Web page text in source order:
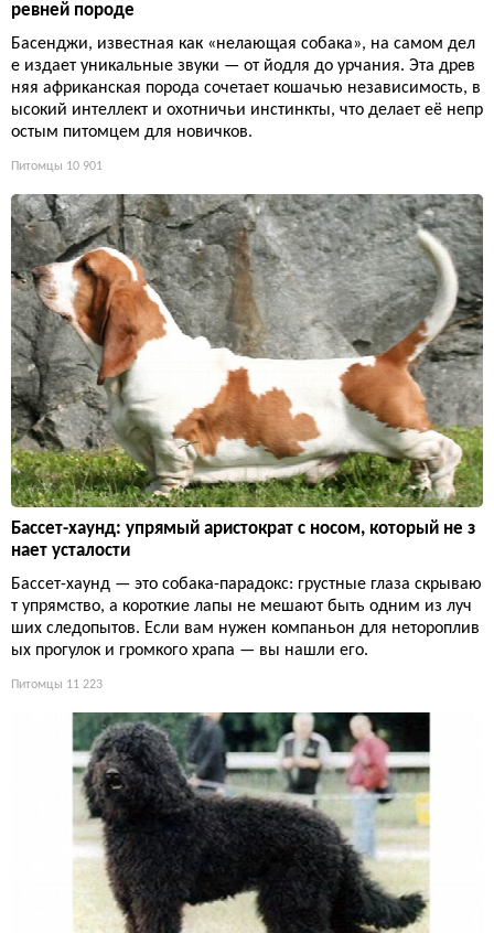
ревней породе
Басенджи, известная как «нелающая собака», на самом дел
е издает уникальные звуки — от йодля до урчания. Эта древ
няя африканская порода сочетает кошачью независимость, в
ысокий интеллект и охотничьи инстинкты, что делает её непр
остым питомцем для новичков.
Питомцы 10 901
Бассет-хаунд: упрямый аристократ с носом, который не з
нает усталости
Бассет-хаунд — это собака-парадокс: грустные глаза скрываю
т упрямство, а короткие лапы не мешают быть одним из луч
ших следопытов. Если вам нужен компаньон для нетороплив
ых прогулок и громкого храпа — вы нашли его.
Питомцы 11 223